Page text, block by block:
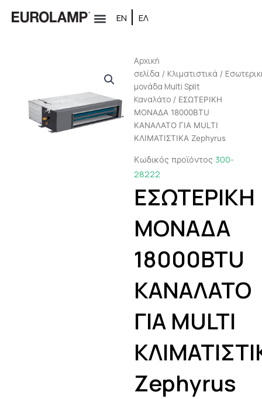
στο
ΕΝ ΕΛ
Αρχική
σελίδα / Κλιματιστικά /
μονάδα Multi Split
Καναλάτο / ΕΣΩΤΕΡΙΚΗ
ΜΟΝΑΔΑ 18000BTU
ΚΑΝΑΛΑΤΟ ΓΙΑ MULTI
ΚΛΙΜΑΤΙΣΤΙΚΑ Zephyrus
Κωδικός προϊόντος 300-
28222
ΕΣΩΤΕΡΙΚΗ
ΜΟΝΑΔΑ
18000BTU
ΚΑΝΑΛΑΤΟ
ΓΙΑ MULTI
Zephyrus